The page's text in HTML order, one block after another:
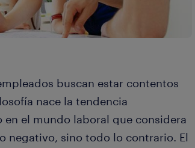
buscan estar contentos
nace la tendencia
el mundo laboral que considera
negativo, sino todo lo contrario. El